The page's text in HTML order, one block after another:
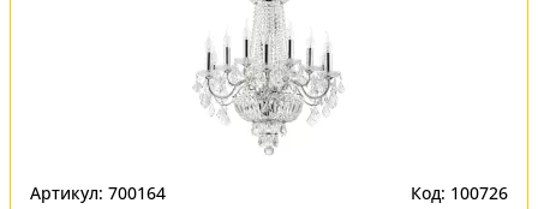
Артикул: 700164 Код: 100726